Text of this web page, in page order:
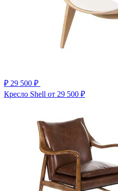
₽ 29 500 ₽
Кресло Shell от 29 500 ₽